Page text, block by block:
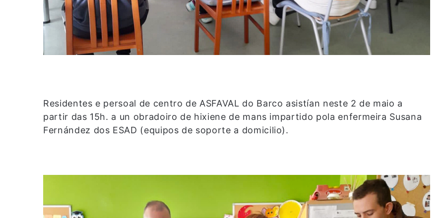
Residentes e persoal de centro de ASFAVAL do Barco asistían neste 2 de maio a
partir das 15h. a un obradoiro de hixiene de mans impartido pola enfermeira Susana
Fernández dos ESAD (equipos de soporte a domicilio).